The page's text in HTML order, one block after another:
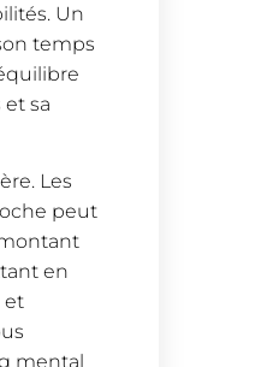
Un
temps
sa
Les
peut
en
et
mental